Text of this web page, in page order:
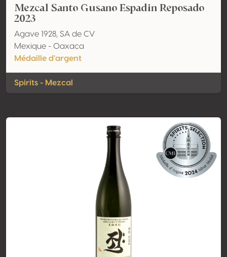
Mezcal Santo Gusano Espadin Reposado
2023
Agave 1928, SA de CV
Mexique - Oaxaca
Médaille d'argent
Spirits - Mezcal